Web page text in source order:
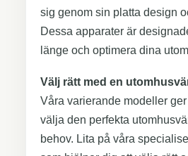
sig genom sin platta design
Dessa apparater är
länge och optimera dina
Välj rätt med en
Våra varierande modeller
välja den perfekta
behov. Lita på våra